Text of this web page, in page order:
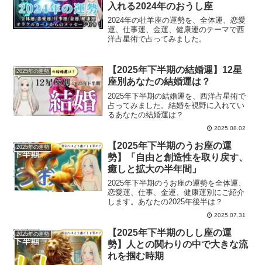
入れる2024年のおうし座
2024年の牡羊座の運勢を、全体運、恋愛
運、仕事運、金運、健康運のテーマで西
洋占星術で占ってみました。
2025年の運勢
【2025年下半期の結婚運】12星
座別あなたの結婚運は？
2025年下半期の結婚運を、西洋占星術で
占ってみました。結婚を視野に入れてい
るあなたの結婚運は？
2025.08.02
2025年の運勢
【2025年下半期のうお座の運
勢】「自由と創造性を取り戻す、
癒しと拡大の半年間」
2025年下半期のうお座の運勢を全体運、
恋愛運、仕事、金運、健康運別にご紹介
します。あなたの2025年後半は？
2025.07.31
2025年の運勢
【2025年下半期のしし座の運
勢】人との関わりの中で大きな流
れを掴む時期